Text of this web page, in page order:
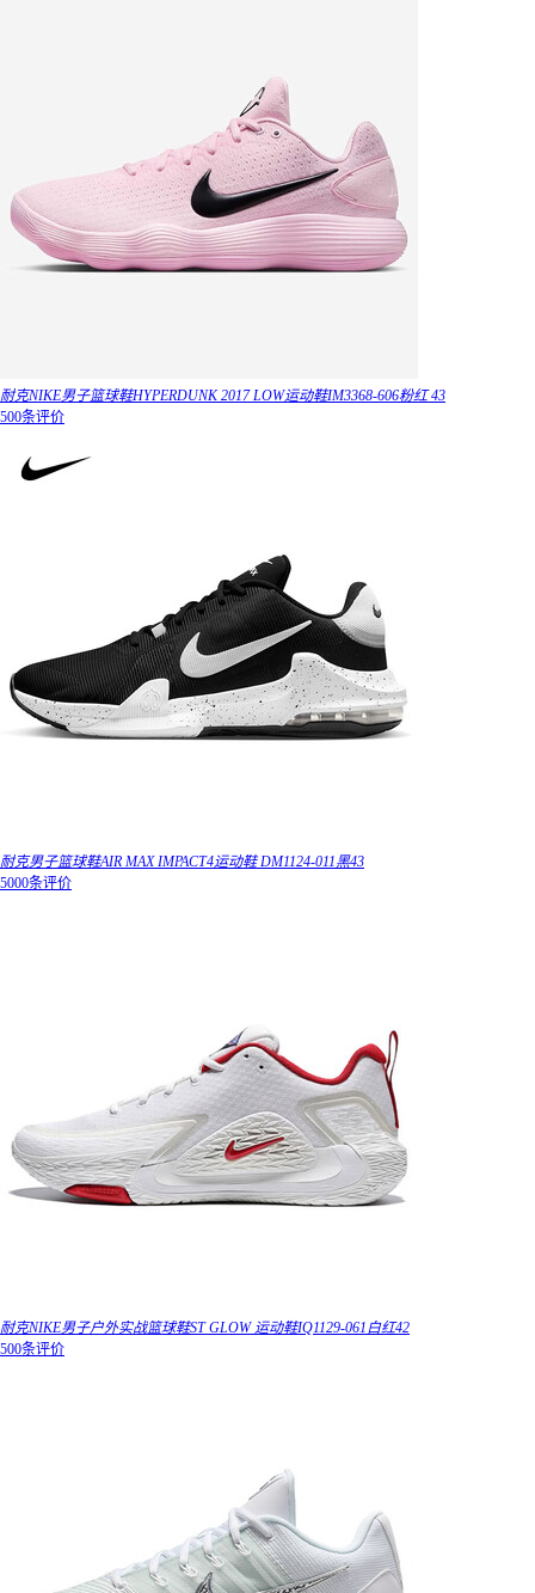
耐克NIKE男子篮球鞋HYPERDUNK 2017 LOW运动鞋IM3368-606粉红 43
500条评价
耐克男子篮球鞋AIR MAX IMPACT4运动鞋 DM1124-011黑43
5000条评价
耐克NIKE男子户外实战篮球鞋ST GLOW 运动鞋IQ1129-061白红42
500条评价